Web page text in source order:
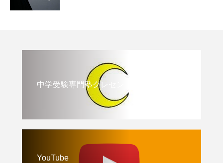
中学受験専門塾クレセント
YouTube